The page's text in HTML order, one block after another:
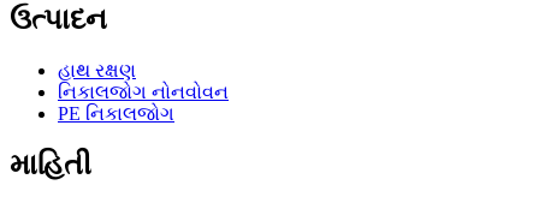
ઉત્પાદન
હાથ રક્ષણ
નિકાલજોગ નોનવોવન
PE નિકાલજોગ
માહિતી